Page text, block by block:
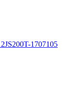
1707105